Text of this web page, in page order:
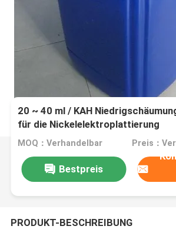
20 ~ 40 ml / KAH
für die Nickelelektroplattierung
MOQ：Verhandelbar Preis：
Bestpreis
PRODUKT-BESCHREIBUNG